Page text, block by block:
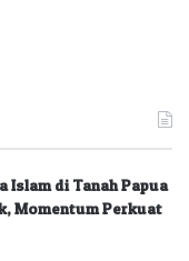
Islam di Tanah Papua
Momentum Perkuat